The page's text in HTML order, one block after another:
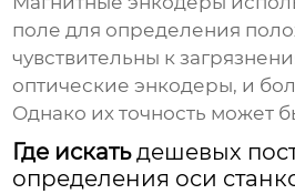
поле для определения
чувствительны к
оптические энкодеры, и
Однако их точность может
Где искатьдешевых
определения оси